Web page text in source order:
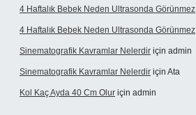
4 Haftalık Bebek Neden Ultrasonda Görünmez
4 Haftalık Bebek Neden Ultrasonda Görünmez
Sinematografik Kavramlar Nelerdir için admin
Sinematografik Kavramlar Nelerdir için Ata
Kol Kaç Ayda 40 Cm Olur için admin